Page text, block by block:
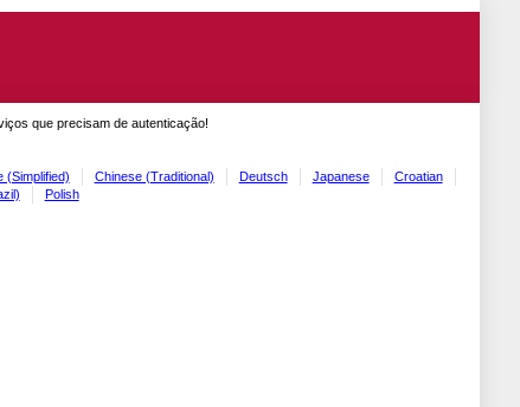
que precisam de autenticação!
(Simplified) Chinese (Traditional) Deutsch Japanese
Croatian
Polish